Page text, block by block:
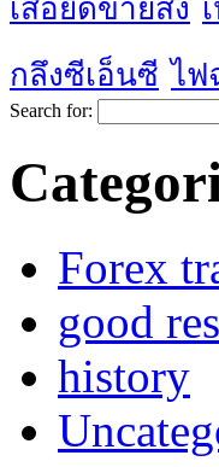
เสื้อยืดขายส่ง
กลึงซีเอ็นซี ไฟ
Search for:
Forex
good
history